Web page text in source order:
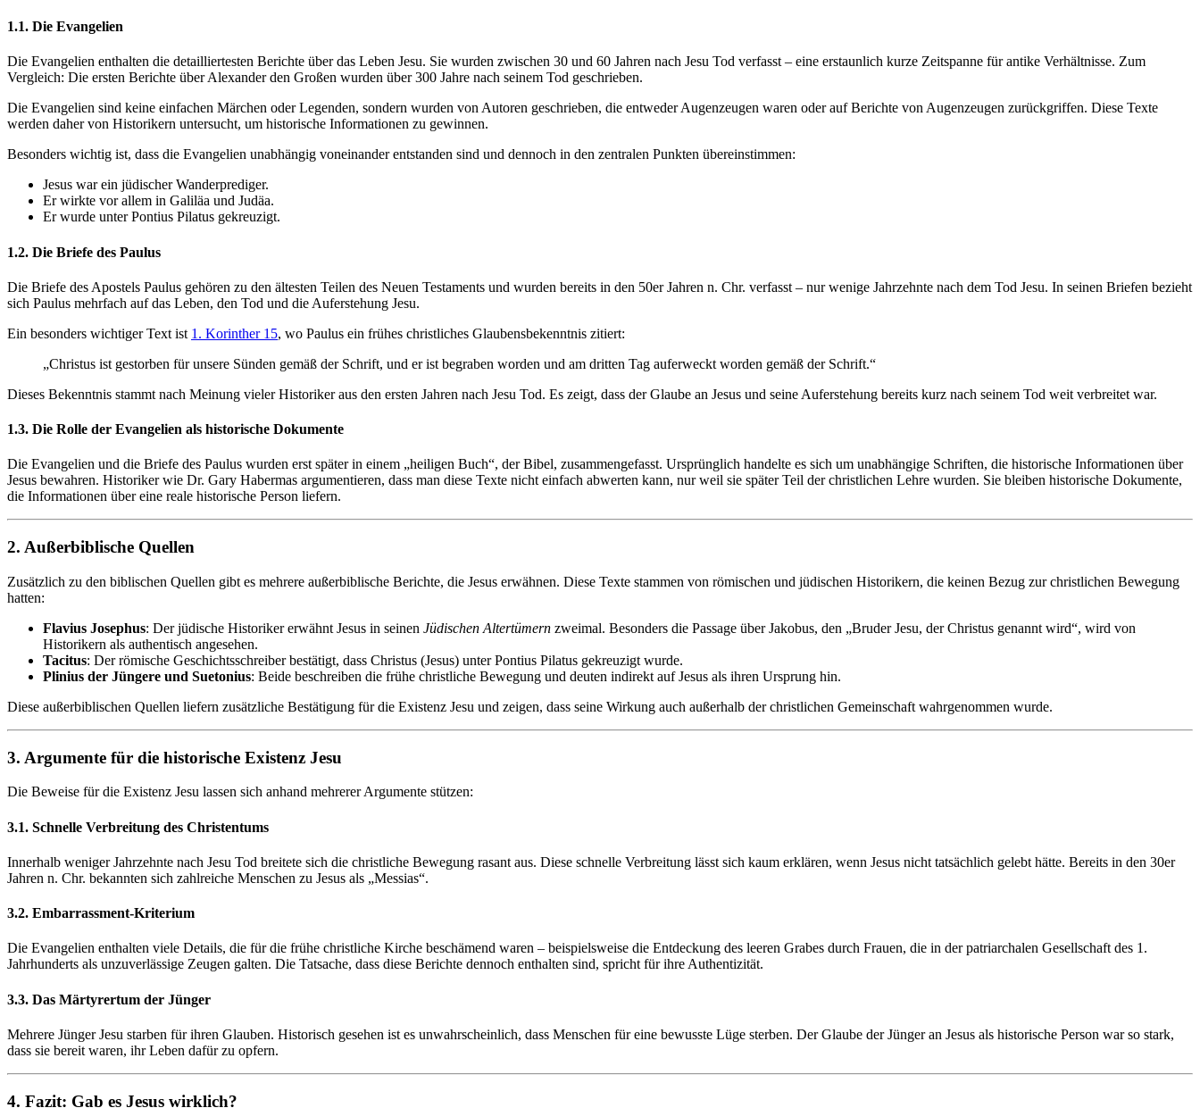
1.1. Die Evangelien
Die Evangelien enthalten die detailliertesten Berichte über das Leben Jesu. Sie wurden zwischen 30 und 60 Jahren nach Jesu Tod verfasst – eine erstaunlich kurze Zeitspanne für antike Verhältnisse. Zum
Vergleich: Die ersten Berichte über Alexander den Großen wurden über 300 Jahre nach seinem Tod geschrieben.
Die Evangelien sind keine einfachen Märchen oder Legenden, sondern wurden von Autoren geschrieben, die entweder Augenzeugen waren oder auf Berichte von Augenzeugen zurückgriffen. Diese Texte
werden daher von Historikern untersucht, um historische Informationen zu gewinnen.
Besonders wichtig ist, dass die Evangelien unabhängig voneinander entstanden sind und dennoch in den zentralen Punkten übereinstimmen:
Jesus war ein jüdischer Wanderprediger.
Er wirkte vor allem in Galiläa und Judäa.
Er wurde unter Pontius Pilatus gekreuzigt.
1.2. Die Briefe des Paulus
Die Briefe des Apostels Paulus gehören zu den ältesten Teilen des Neuen Testaments und wurden bereits in den 50er Jahren n. Chr. verfasst – nur wenige Jahrzehnte nach dem Tod Jesu. In seinen Briefen bezieht
sich Paulus mehrfach auf das Leben, den Tod und die Auferstehung Jesu.
Ein besonders wichtiger Text ist 1. Korinther 15, wo Paulus ein frühes christliches Glaubensbekenntnis zitiert:
„Christus ist gestorben für unsere Sünden gemäß der Schrift, und er ist begraben worden und am dritten Tag auferweckt worden gemäß der Schrift.“
Dieses Bekenntnis stammt nach Meinung vieler Historiker aus den ersten Jahren nach Jesu Tod. Es zeigt, dass der Glaube an Jesus und seine Auferstehung bereits kurz nach seinem Tod weit verbreitet war.
1.3. Die Rolle der Evangelien als historische Dokumente
Die Evangelien und die Briefe des Paulus wurden erst später in einem „heiligen Buch“, der Bibel, zusammengefasst. Ursprünglich handelte es sich um unabhängige Schriften, die historische Informationen über
Jesus bewahren. Historiker wie Dr. Gary Habermas argumentieren, dass man diese Texte nicht einfach abwerten kann, nur weil sie später Teil der christlichen Lehre wurden. Sie bleiben historische Dokumente,
die Informationen über eine reale historische Person liefern.
2. Außerbiblische Quellen
Zusätzlich zu den biblischen Quellen gibt es mehrere außerbiblische Berichte, die Jesus erwähnen. Diese Texte stammen von römischen und jüdischen Historikern, die keinen Bezug zur christlichen Bewegung
hatten:
Flavius Josephus: Der jüdische Historiker erwähnt Jesus in seinen Jüdischen Altertümern zweimal. Besonders die Passage über Jakobus, den „Bruder Jesu, der Christus genannt wird“, wird von
Historikern als authentisch angesehen.
Tacitus: Der römische Geschichtsschreiber bestätigt, dass Christus (Jesus) unter Pontius Pilatus gekreuzigt wurde.
Plinius der Jüngere und Suetonius: Beide beschreiben die frühe christliche Bewegung und deuten indirekt auf Jesus als ihren Ursprung hin.
Diese außerbiblischen Quellen liefern zusätzliche Bestätigung für die Existenz Jesu und zeigen, dass seine Wirkung auch außerhalb der christlichen Gemeinschaft wahrgenommen wurde.
3. Argumente für die historische Existenz Jesu
Die Beweise für die Existenz Jesu lassen sich anhand mehrerer Argumente stützen:
3.1. Schnelle Verbreitung des Christentums
Innerhalb weniger Jahrzehnte nach Jesu Tod breitete sich die christliche Bewegung rasant aus. Diese schnelle Verbreitung lässt sich kaum erklären, wenn Jesus nicht tatsächlich gelebt hätte. Bereits in den 30er
Jahren n. Chr. bekannten sich zahlreiche Menschen zu Jesus als „Messias“.
3.2. Embarrassment-Kriterium
Die Evangelien enthalten viele Details, die für die frühe christliche Kirche beschämend waren – beispielsweise die Entdeckung des leeren Grabes durch Frauen, die in der patriarchalen Gesellschaft des 1.
Jahrhunderts als unzuverlässige Zeugen galten. Die Tatsache, dass diese Berichte dennoch enthalten sind, spricht für ihre Authentizität.
3.3. Das Märtyrertum der Jünger
Mehrere Jünger Jesu starben für ihren Glauben. Historisch gesehen ist es unwahrscheinlich, dass Menschen für eine bewusste Lüge sterben. Der Glaube der Jünger an Jesus als historische Person war so stark,
dass sie bereit waren, ihr Leben dafür zu opfern.
4. Fazit: Gab es Jesus wirklich?